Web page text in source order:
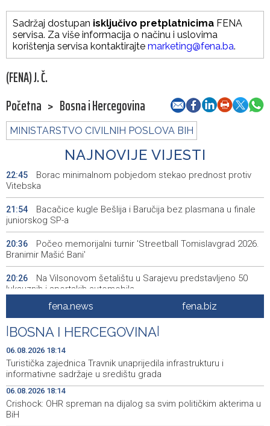
Sadržaj dostupan isključivo pretplatnicima FENA
servisa. Za više informacija o načinu i uslovima
korištenja servisa kontaktirajte marketing@fena.ba.
(FENA) J. Č.
Početna > Bosna i Hercegovina
MINISTARSTVO CIVILNIH POSLOVA BIH
NAJNOVIJE VIJESTI
22:45
Borac minimalnom pobjedom stekao prednost protiv
Vitebska
21:54
Bacačice kugle Bešlija i Baručija bez plasmana u finale
juniorskog SP-a
20:36
Počeo memorijalni turnir 'Streetball Tomislavgrad 2026.
Branimir Mašić Bani'
20:26
Na Vilsonovom šetalištu u Sarajevu predstavljeno 50
luksuznih i sportskih automobila
Announcement of events for Friday, 7 August 2026
19:55
Drugi Festival bakri okupio mještane i posjetitelje kod
Livna
19:45
Novi Travnik receives first direct EU funding for UNESCO
19:33
Crishock: OHR maintains an open dialogue with all
political stakeholders in BiH
fena.news fena.biz
BOSNA I HERCEGOVINA
06.08.2026 18:14
Turistička zajednica Travnik unaprijedila infrastrukturu i
informativne sadržaje u središtu grada
06.08.2026 18:14
Crishock: OHR spreman na dijalog sa svim političkim akterima u
BiH